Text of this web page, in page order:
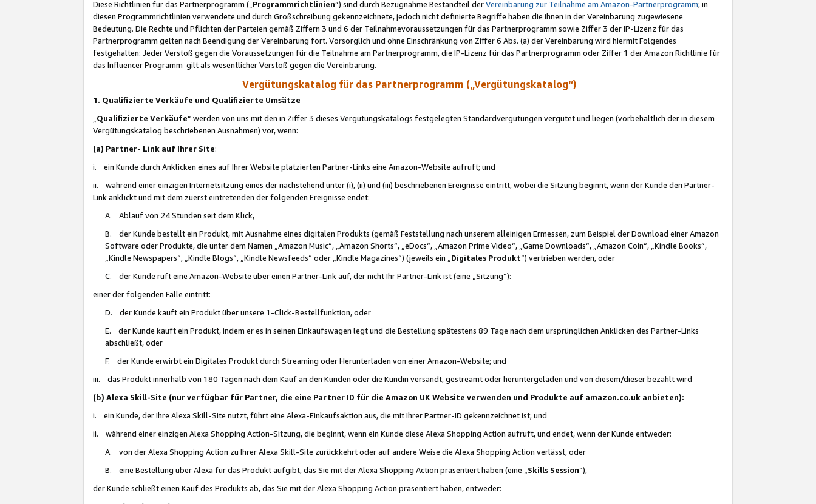
Diese Richtlinien für das Partnerprogramm („Programmrichtlinien“) sind durch Bezugnahme Bestandteil derVereinbarung zur Teilnahme am Amazon-Partnerprogramm; in
diesen Programmrichtlinien verwendete und durch Großschreibung gekennzeichnete, jedoch nicht definierte Begriffe haben die ihnen in der Vereinbarung zugewiesene
Bedeutung. Die Rechte und Pflichten der Parteien gemäß Ziffern 3 und 6 der Teilnahmevoraussetzungen für das Partnerprogramm sowie Ziffer 3 der IP-Lizenz für das
Partnerprogramm gelten nach Beendigung der Vereinbarung fort. Vorsorglich und ohne Einschränkung von Ziffer 6 Abs. (a) der Vereinbarung wird hiermit Folgendes
festgehalten: Jeder Verstoß gegen die Voraussetzungen für die Teilnahme am Partnerprogramm, die IP-Lizenz für das Partnerprogramm oder Ziffer 1 der Amazon Richtlinie für
das Influencer Programm gilt als wesentlicher Verstoß gegen die Vereinbarung.
Vergütungskatalog für das Partnerprogramm („Vergütungskatalog“)
1. Qualifizierte Verkäufe und Qualifizierte Umsätze
Qualifizierte Verkäufe“ werden von uns mit den in Ziffer 3 dieses Vergütungskatalogs festgelegten Standardvergütungen vergütet und liegen (vorbehaltlich der in diesem
Vergütungskatalog beschriebenen Ausnahmen) vor, wenn:
(a) Partner- Link auf Ihrer Site:
i. ein Kunde durch Anklicken eines auf Ihrer Website platzierten Partner-Links eine Amazon-Website aufruft; und
ii. während einer einzigen Internetsitzung eines der nachstehend unter (i), (ii) und (iii) beschriebenen Ereignisse eintritt, wobei die Sitzung beginnt, wenn der Kunde den Partner-
Link anklickt und mit dem zuerst eintretenden der folgenden Ereignisse endet:
A. Ablauf von 24 Stunden seit dem Klick,
B. der Kunde bestellt ein Produkt, mit Ausnahme eines digitalen Produkts (gemäß Feststellung nach unserem alleinigen Ermessen, zum Beispiel der Download einer Amazon
Software oder Produkte, die unter dem Namen „Amazon Music“, „Amazon Shorts“, „eDocs“, „Amazon Prime Video“, „Game Downloads“, „Amazon Coin“, „Kindle Books“,
„Kindle Newspapers“, „Kindle Blogs“, „Kindle Newsfeeds“ oder „Kindle Magazines“) (jeweils ein „ Digitales Produkt“) vertrieben werden, oder
C. der Kunde ruft eine Amazon-Website über einen Partner-Link auf, der nicht Ihr Partner-Link ist (eine „Sitzung“):
einer der folgenden Fälle eintritt:
D. der Kunde kauft ein Produkt über unsere 1-Click-Bestellfunktion, oder
E. der Kunde kauft ein Produkt, indem er es in seinen Einkaufswagen legt und die Bestellung spätestens 89 Tage nach dem ursprünglichen Anklicken des Partner-Links
abschließt, oder
F. der Kunde erwirbt ein Digitales Produkt durch Streaming oder Herunterladen von einer Amazon-Website; und
iii. das Produkt innerhalb von 180 Tagen nach dem Kauf an den Kunden oder die Kundin versandt, gestreamt oder heruntergeladen und von diesem/dieser bezahlt wird
(b) Alexa Skill-Site (nur verfügbar für Partner, die eine Partner ID für die Amazon UK Website verwenden und Produkte auf amazon.co.uk anbieten):
i. ein Kunde, der Ihre Alexa Skill-Site nutzt, führt eine Alexa-Einkaufsaktion aus, die mit Ihrer Partner-ID gekennzeichnet ist; und
ii. während einer einzigen Alexa Shopping Action-Sitzung, die beginnt, wenn ein Kunde diese Alexa Shopping Action aufruft, und endet, wenn der Kunde entweder:
A. von der Alexa Shopping Action zu Ihrer Alexa Skill-Site zurückkehrt oder auf andere Weise die Alexa Shopping Action verlässt, oder
B. eine Bestellung über Alexa für das Produkt aufgibt, das Sie mit der Alexa Shopping Action präsentiert haben (eine „ Skills Session“),
der Kunde schließt einen Kauf des Produkts ab, das Sie mit der Alexa Shopping Action präsentiert haben, entweder: